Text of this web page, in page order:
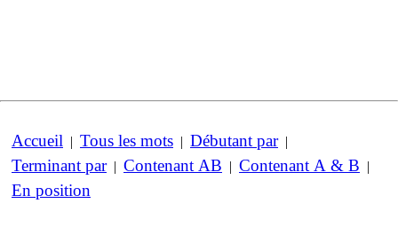
Accueil | Tous les mots | Débutant par|
Terminant par| Contenant AB | Contenant A & B |
En position